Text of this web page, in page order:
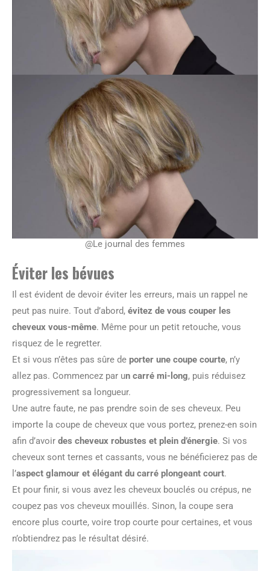
@Le journal des femmes
Éviter les bévues
Il est évident de devoir éviter les erreurs, mais un rappel ne
peut pas nuire. Tout d’abord, évitez de vous couper les
cheveux vous-même. Même pour un petit retouche, vous
risquez de le regretter.
Et si vous n’êtes pas sûre de porter une coupe courte, n’y
allez pas. Commencez par un carré mi-long, puis réduisez
progressivement sa longueur.
Une autre faute, ne pas prendre soin de ses cheveux. Peu
importe la coupe de cheveux que vous portez, prenez-en soin
afin d’avoir des cheveux robustes et plein d’énergie. Si vos
cheveux sont ternes et cassants, vous ne bénéficierez pas de
l’aspect glamour et élégant du carré plongeant court.
Et pour finir, si vous avez les cheveux bouclés ou crépus, ne
coupez pas vos cheveux mouillés. Sinon, la coupe sera
encore plus courte, voire trop courte pour certaines, et vous
n’obtiendrez pas le résultat désiré.